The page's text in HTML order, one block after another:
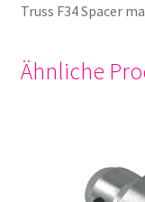
Truss F34 Spacer
Ähnliche